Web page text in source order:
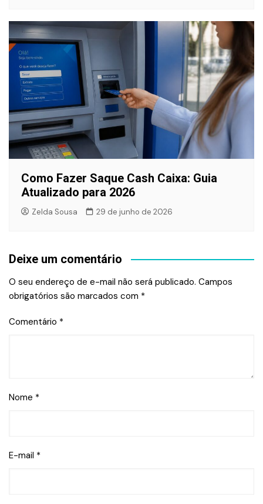
Como Fazer Saque Cash Caixa: Guia
Atualizado para 2026
Zelda Sousa 29 de junho de 2026
Deixe um comentário
O seu endereço de e-mail não será publicado. Campos
obrigatórios são marcados com *
Comentário *
Nome *
E-mail *